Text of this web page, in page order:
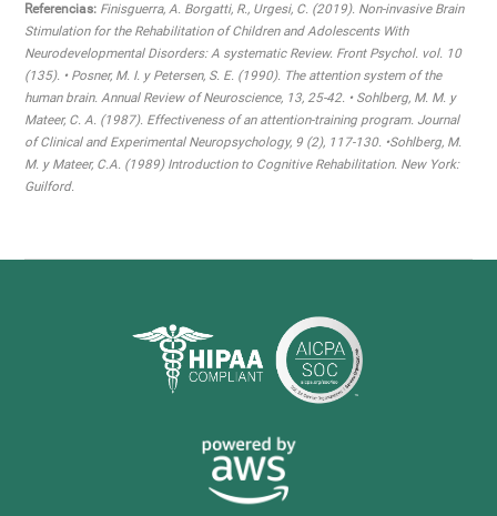
Referencias: Finisguerra, A. Borgatti, R., Urgesi, C. (2019). Non-invasive Brain
Stimulation for the Rehabilitation of Children and Adolescents With
Neurodevelopmental Disorders: A systematic Review. Front Psychol. vol. 10
(135). • Posner, M. I. y Petersen, S. E. (1990). The attention system of the
human brain. Annual Review of Neuroscience, 13, 25-42. • Sohlberg, M. M. y
Mateer, C. A. (1987). Effectiveness of an attention-training program. Journal
of Clinical and Experimental Neuropsychology, 9 (2), 117-130. •Sohlberg, M.
M. y Mateer, C.A. (1989) Introduction to Cognitive Rehabilitation. New York:
Guilford.